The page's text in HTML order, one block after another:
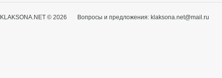
KLAKSONA.NET © 2026 Вопросы и предложения: klaksona.net@mail.ru